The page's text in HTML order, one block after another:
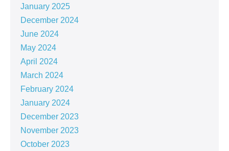
January 2025
December 2024
June 2024
May 2024
April 2024
March 2024
February 2024
January 2024
December 2023
November 2023
October 2023